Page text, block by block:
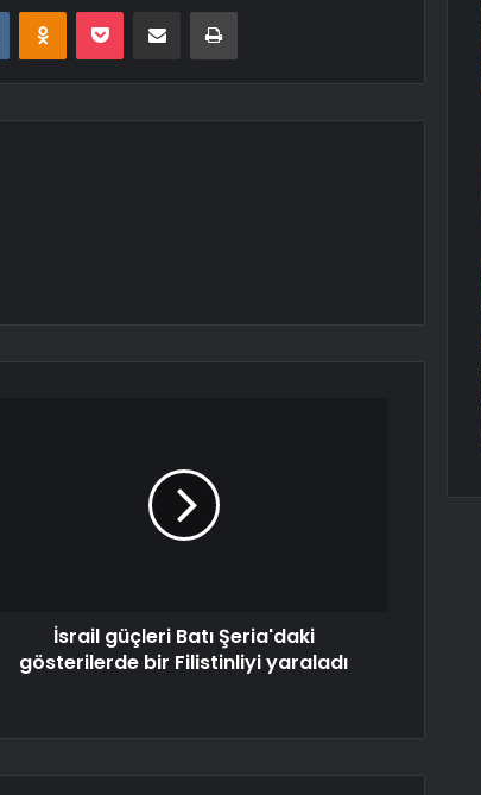
VKontakteOdnoklassniki
Pocket E-Posta ile paylaş Yazdır
İsrail güçleri Batı Şeria'daki
gösterilerde bir Filistinliyi yaraladı